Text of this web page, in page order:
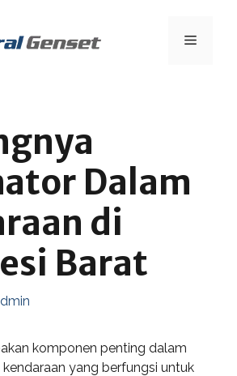
Menu
Dalam
di
Barat
komponen penting dalam
yang berfungsi untuk